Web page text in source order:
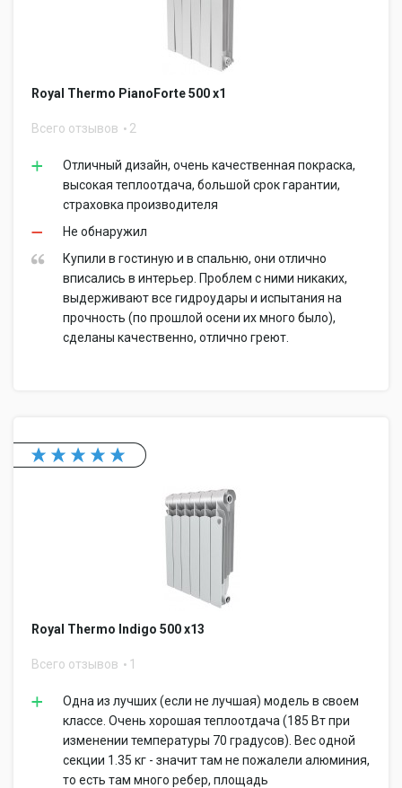
Royal Thermo PianoForte 500 x1
Всего отзывов 2
Отличный дизайн, очень качественная покраска,
высокая теплоотдача, большой срок гарантии,
страховка производителя
Не обнаружил
Купили в гостиную и в спальню, они отлично
вписались в интерьер. Проблем с ними никаких,
выдерживают все гидроудары и испытания на
прочность (по прошлой осени их много было),
сделаны качественно, отлично греют.
Royal Thermo Indigo 500 x13
Всего отзывов 1
Одна из лучших (если не лучшая) модель в своем
классе. Очень хорошая теплоотдача (185 Вт при
изменении температуры 70 градусов). Вес одной
секции 1.35 кг - значит там не пожалели алюминия,
то есть там много ребер, площадь